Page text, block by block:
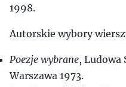
1998.
Autorskie wybory
Poezje wybrane, Ludowa
Warszawa 1973.